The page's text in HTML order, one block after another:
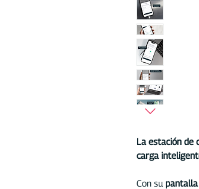
La estación de
carga
Con su